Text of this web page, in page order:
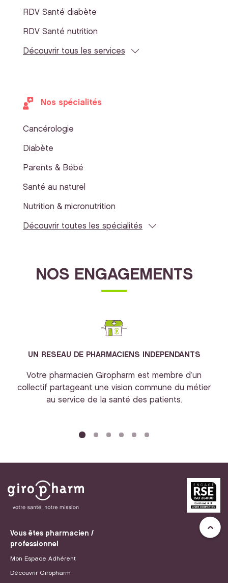
RDV Santé diabète
RDV Santé nutrition
Découvrir tous les services
Nos spécialités
Cancérologie
Diabète
Parents & Bébé
Santé au naturel
Nutrition & micronutrition
Découvrir toutes les spécialités
NOS ENGAGEMENTS
UN RESEAU DE PHARMACIENS INDEPENDANTS
Votre pharmacien Giropharm est membre d’un
collectif partageant une vision commune du métier
au service de la santé des patients.
Vous êtes pharmacien /
professionnel
Mon Espace Adhérent
Découvrir Giropharm